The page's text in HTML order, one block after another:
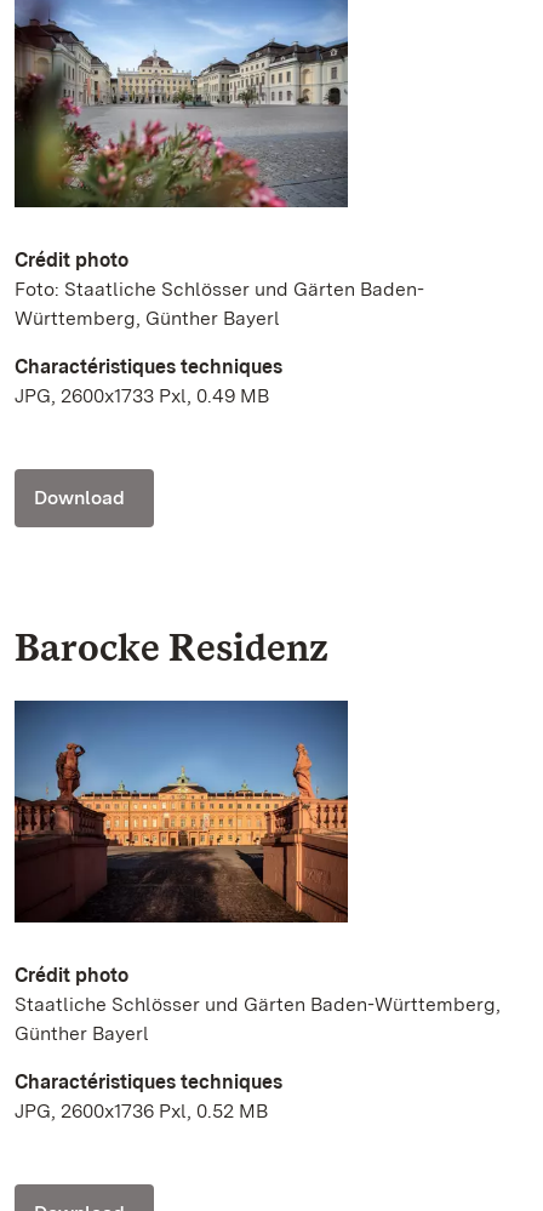
Crédit photo
Foto: Staatliche Schlösser und Gärten Baden-
Württemberg, Günther Bayerl
Charactéristiques techniques
JPG, 2600x1733 Pxl, 0.49 MB
Download
Barocke Residenz
Crédit photo
Staatliche Schlösser und Gärten Baden-Württemberg,
Günther Bayerl
Charactéristiques techniques
JPG, 2600x1736 Pxl, 0.52 MB